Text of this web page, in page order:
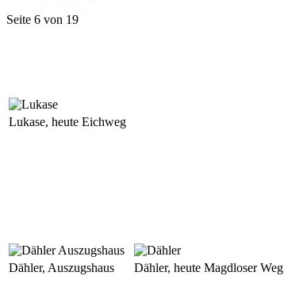
Seite 6 von 19
Lukase, heute Eichweg
Dähler, Auszugshaus Dähler, heute Magdloser Weg